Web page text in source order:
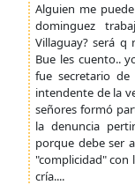
Alguien me
dominguez
Villaguay? será q
Bue les cuento..
fue secretario
intendente de la
señores formó
la denuncia
porque debe ser
"complicidad" con
cría....